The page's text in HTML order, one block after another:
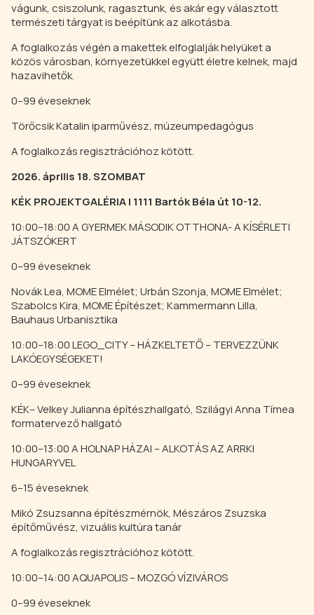
vágunk, csiszolunk, ragasztunk, és akár egy választott
természeti tárgyat is beépítünk az alkotásba.
A foglalkozás végén a makettek elfoglalják helyüket a
közös városban, környezetükkel együtt életre kelnek, majd
hazavihetők.
0–99 éveseknek
Törőcsik Katalin iparművész, múzeumpedagógus
A foglalkozás regisztrációhoz kötött.
2026. április 18. SZOMBAT
KÉK PROJEKTGALÉRIA | 1111 Bartók Béla út 10-12.
10:00–18:00 A GYERMEK MÁSODIK OTTHONA- A KÍSÉRLETI
JÁTSZÓKERT
0–99 éveseknek
Novák Lea, MOME Elmélet; Urbán Szonja, MOME Elmélet;
Szabolcs Kira, MOME Építészet; Kammermann Lilla,
Bauhaus Urbanisztika
10:00–18:00 LEGO_CITY – HÁZKELTETŐ – TERVEZZÜNK
LAKÓEGYSÉGEKET!
0–99 éveseknek
KÉK– Velkey Julianna építészhallgató, Szilágyi Anna Tímea
formatervező hallgató
10:00–13:00 A HOLNAP HÁZAI – ALKOTÁS AZ ARRKI
HUNGARYVEL
6–15 éveseknek
Mikó Zsuzsanna építészmérnök, Mészáros Zsuzska
építőművész, vizuális kultúra tanár
A foglalkozás regisztrációhoz kötött.
10:00–14:00 AQUAPOLIS – MOZGÓ VÍZIVÁROS
0–99 éveseknek